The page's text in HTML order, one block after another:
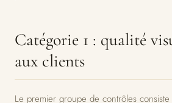
Catégorie 1 : qualité
aux clients
Le premier groupe de contrôles